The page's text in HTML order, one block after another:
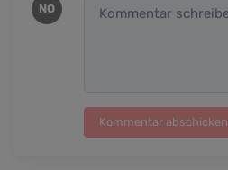
NO
Kommentar abschicken